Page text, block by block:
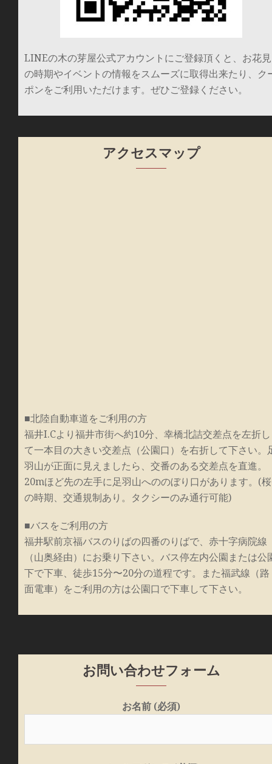
LINEの木の芽屋公式アカウントにご登録頂くと、お花見
の時期やイベントの情報をスムーズに取得出来たり、ク
ポンをご利用いただけます。ぜひご登録ください。
アクセスマップ
■北陸自動車道をご利用の方
福井I.Cより福井市街へ約10分、幸橋北詰交差点を左折し
て一本目の大きい交差点（公園口）を右折して下さい。
羽山が正面に見えましたら、交番のある交差点を直進。
20mほど先の左手に足羽山へののぼり口があります。(桜
の時期、交通規制あり。タクシーのみ通行可能)
■バスをご利用の方
福井駅前京福バスのりばの四番のりばで、赤十字病院線
（山奥経由）にお乗り下さい。バス停左内公園または公
下で下車、徒歩15分〜20分の道程です。また福武線（路
面電車）をご利用の方は公園口で下車して下さい。
お問い合わせフォーム
お名前 (必須)